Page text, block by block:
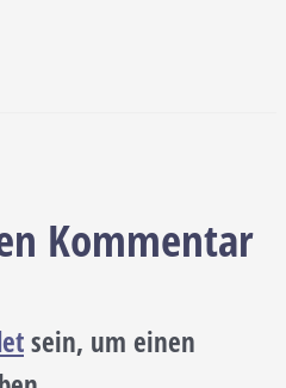
Kommentar
sein, um einen